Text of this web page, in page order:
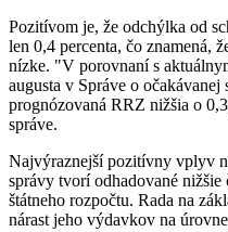
Pozitívom je, že odchýlka od
len 0,4 percenta, čo znamená,
nízke. "V porovnaní s
augusta v Správe o
prognózovaná RRZ nižšia o
správe.
Najvýraznejší pozitívny vplyv
správy tvorí odhadované
štátneho rozpočtu. Rada na
nárast jeho výdavkov na